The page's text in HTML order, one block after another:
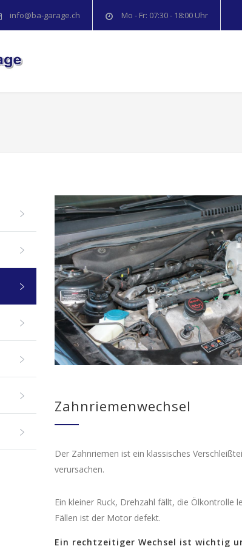
info@ba-garage.ch Mo - Fr: 07:30 - 18:00 Uhr
Zahnriemenwechsel
Der Zahnriemen ist ein klassisches
verursachen.
Ein kleiner Ruck, Drehzahl fällt, die Ölkontrolle
Fällen ist der Motor defekt.
Ein rechtzeitiger Wechsel ist wichtig